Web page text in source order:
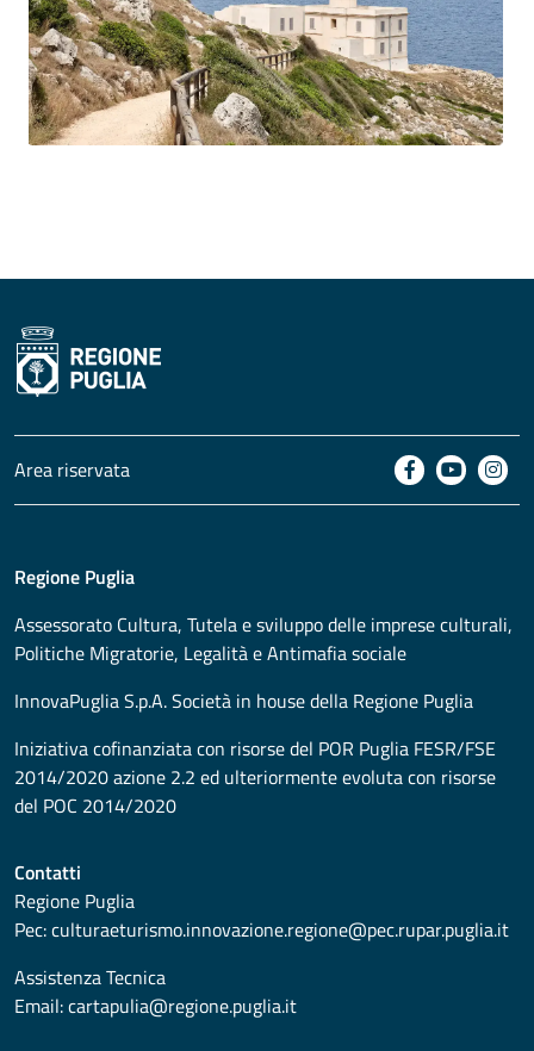
Area riservata
Regione Puglia
Assessorato Cultura, Tutela e sviluppo delle imprese culturali,
Politiche Migratorie, Legalità e Antimafia sociale
InnovaPuglia S.p.A. Società in house della Regione Puglia
Iniziativa cofinanziata con risorse del POR Puglia FESR/FSE
2014/2020 azione 2.2 ed ulteriormente evoluta con risorse
del POC 2014/2020
Contatti
Regione Puglia
Pec:culturaeturismo.innovazione.regione@pec.rupar.puglia.it
Assistenza Tecnica
Email:cartapulia@regione.puglia.it